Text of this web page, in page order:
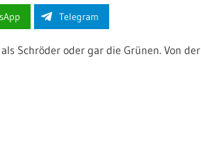
Telegram
Schröder oder gar die Grünen. Von der